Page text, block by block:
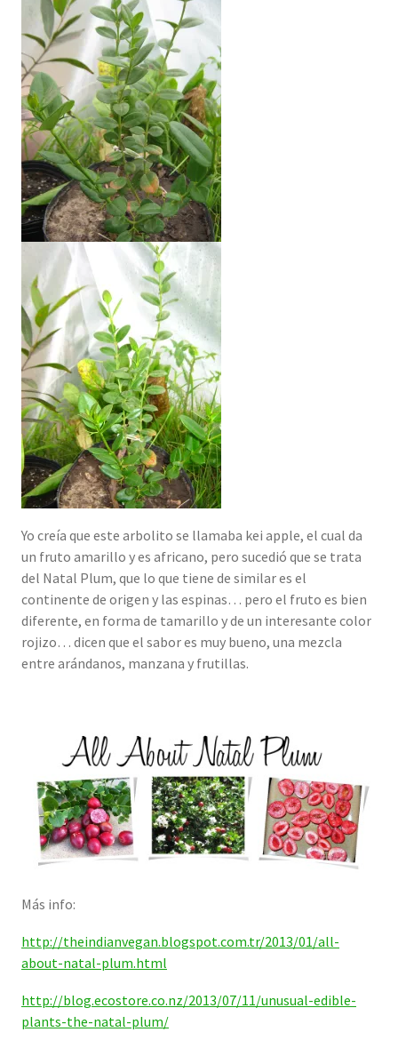
Yo creía que este arbolito se llamaba kei apple, el cual da
un fruto amarillo y es africano, pero sucedió que se trata
del Natal Plum, que lo que tiene de similar es el
continente de origen y las espinas… pero el fruto es bien
diferente, en forma de tamarillo y de un interesante color
rojizo… dicen que el sabor es muy bueno, una mezcla
entre arándanos, manzana y frutillas.
Más info:
http://theindianvegan.blogspot.com.tr/2013/01/all-
about-natal-plum.html
http://blog.ecostore.co.nz/2013/07/11/unusual-edible-
plants-the-natal-plum/